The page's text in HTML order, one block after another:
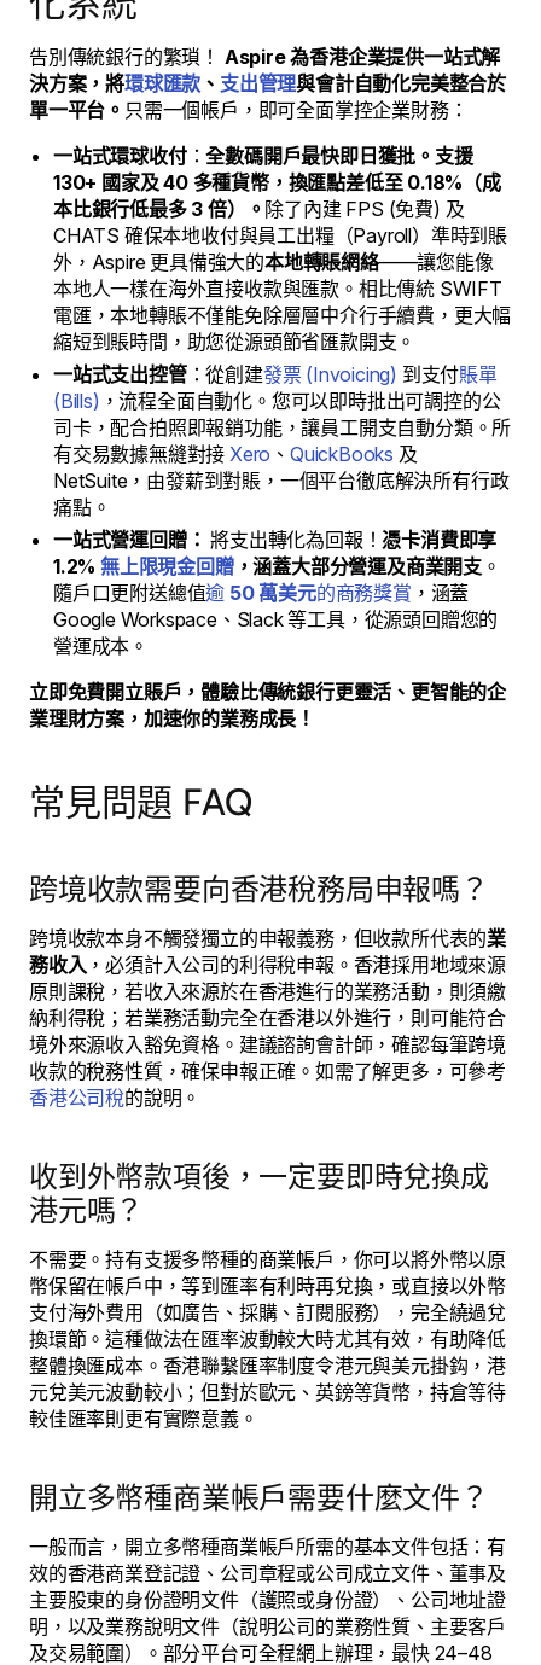
告別傳統銀行的繁瑣！ Aspire 為香港企業提供一站式解
決方案，將環球匯款 、 支出管理與會計自動化完美整合於
單一平台。 只需一個帳戶，即可全面掌控企業財務：
一站式環球收付：全數碼開戶最快即日獲批。支援
130+ 國家及 40 多種貨幣，換匯點差低至 0.18%（成
本比銀行低最多 3 倍）。 除了內建 FPS (免費) 及
CHATS 確保本地收付與員工出糧（Payroll）準時到賬
外，Aspire 更具備強大的本地轉賬網絡——讓您能像
本地人一樣在海外直接收款與匯款。相比傳統 SWIFT
電匯，本地轉賬不僅能免除層層中介行手續費，更大幅
縮短到賬時間，助您從源頭節省匯款開支。
一站式支出控管：從創建發票 (Invoicing) 到支付賬單
(Bills) ，流程全面自動化。您可以即時批出可調控的公
司卡，配合拍照即報銷功能，讓員工開支自動分類。所
有交易數據無縫對接Xero 、QuickBooks 及
NetSuite，由發薪到對賬，一個平台徹底解決所有行政
痛點。
一站式營運回贈： 將支出轉化為回報！ 憑卡消費即享
1.2% 無上限現金回贈，涵蓋大部分營運及商業開支 。
隨戶口更附送總值逾 50 萬美元的商務獎賞 ，涵蓋
Google Workspace、Slack 等工具，從源頭回贈您的
營運成本。
立即免費開立賬戶，體驗比傳統銀行更靈活、更智能的企
業理財方案，加速你的業務成長！
常見問題 FAQ
跨境收款需要向香港稅務局申報嗎？
跨境收款本身不觸發獨立的申報義務，但收款所代表的業
務收入，必須計入公司的利得稅申報。香港採用地域來源
原則課稅，若收入來源於在香港進行的業務活動，則須繳
納利得稅；若業務活動完全在香港以外進行，則可能符合
境外來源收入豁免資格。建議諮詢會計師，確認每筆跨境
收款的稅務性質，確保申報正確。如需了解更多，可參考
香港公司稅的說明。
收到外幣款項後，一定要即時兌換成
港元嗎？
不需要。持有支援多幣種的商業帳戶，你可以將外幣以原
幣保留在帳戶中，等到匯率有利時再兌換，或直接以外幣
支付海外費用（如廣告、採購、訂閱服務），完全繞過兌
換環節。這種做法在匯率波動較大時尤其有效，有助降低
整體換匯成本。香港聯繫匯率制度令港元與美元掛鈎，港
元兌美元波動較小；但對於歐元、英鎊等貨幣，持倉等待
較佳匯率則更有實際意義。
開立多幣種商業帳戶需要什麼文件？
一般而言，開立多幣種商業帳戶所需的基本文件包括：有
效的香港商業登記證、公司章程或公司成立文件、董事及
主要股東的身份證明文件（護照或身份證）、公司地址證
明，以及業務說明文件（說明公司的業務性質、主要客戶
及交易範圍）。部分平台可全程網上辦理，最快 24–48